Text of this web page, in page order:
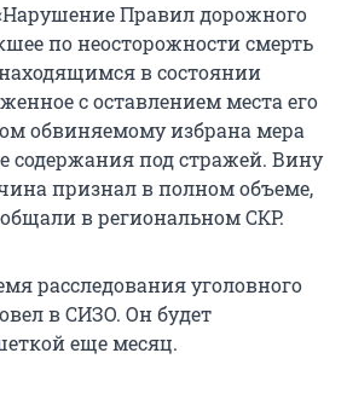
Правил дорожного
по неосторожности смерть
в состоянии
с оставлением места его
обвиняемому избрана мера
содержания под стражей. Вину
признал в полном объеме,
в региональном СКР.
расследования уголовного
в СИЗО. Он будет
еще месяц.